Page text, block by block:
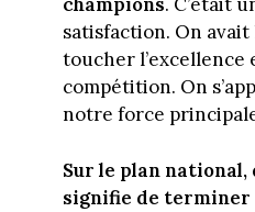
satisfaction. On
toucher
compétition. On
notre force
Sur le plan national,
signifie de terminer